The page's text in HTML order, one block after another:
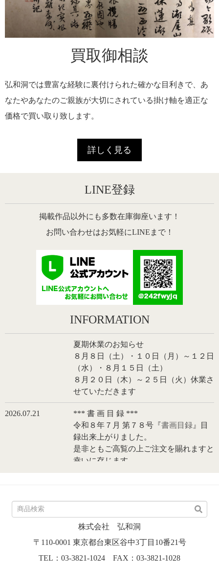
買取御相談
弘和洞では豊富な経験に裏付けられた確かな目利きで、あ
なたやあなたのご親族が大切にされている掛け軸を適正な
価格で買い取り致します。
詳しく見る
LINE登録
掲載作品以外にも多数在庫御座います！
お問い合わせはお気軽にLINEまで！
INFORMATION
夏期休業のお知らせ
８月８日（土）・１０日（月）～１２日
（水）・８月１５日（土）
８月２０日（木）～２５日（火）休業さ
せていただきます
2026.07.21
*** 書 画 目 録 ***
令和８年７月 第７８号『書画目録 』目
録出来上がりました。
是非ともご高覧の上ご注文を賜れますと
幸いに存じます。
2026.06.13
臨時休業のお知らせ
６月１３日（土）店舗休業致します。
令和８年１月 第７６号『書画目録
株式会社 弘和洞
〒110-0001 東京都台東区谷中3丁目10番21号
TEL：03-3821-1024 FAX：03-3821-1028